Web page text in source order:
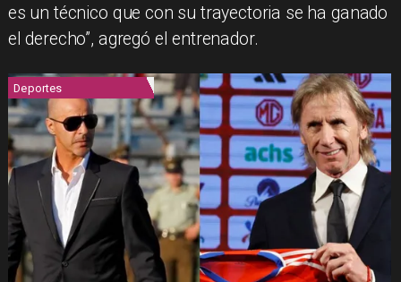
es un técnico que con su trayectoria se ha ganado
el derecho”, agregó el entrenador.
Deportes